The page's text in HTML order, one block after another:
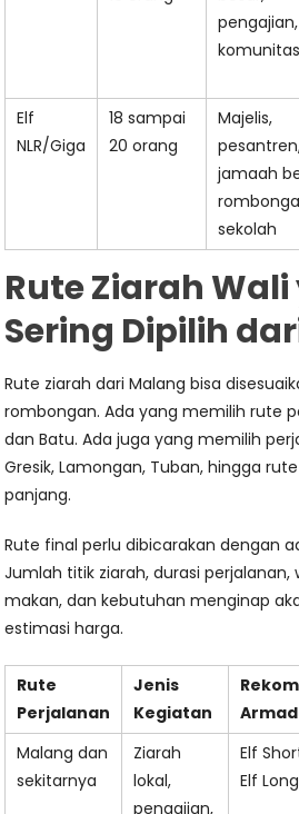
pengajian,
komunitas
Elf
NLR/Giga
18 sampai
20 orang
Majelis,
jamaah
sekolah
Rute Ziarah
Sering Dipilih
Rute ziarah dari Malang bisa
rombongan. Ada yang memilih rute
dan Batu. Ada juga yang memilih
Gresik, Lamongan, Tuban, hingga
panjang.
Rute final perlu dibicarakan dengan
Jumlah titik ziarah, durasi perjalanan,
makan, dan kebutuhan menginap
estimasi harga.
Rute
Perjalanan
Jenis
Kegiatan
Malang dan
sekitarnya
Ziarah
lokal,
pengajian,
Elf
Elf Long